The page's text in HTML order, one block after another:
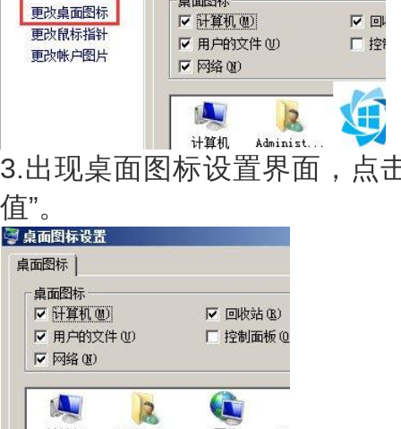
3.出现桌面图标设置界面，点
值”。